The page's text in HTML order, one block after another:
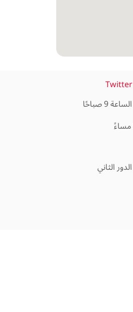
Twitter
من الأحد إلى الخميس: من الساعة 9 صباحًا